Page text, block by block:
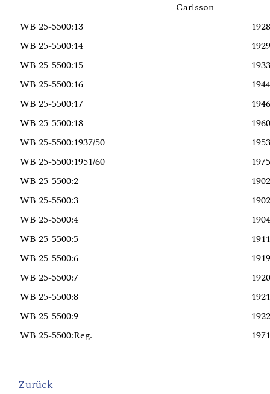
Carlsson
WB 25-5500:13
1928
WB 25-5500:14
1929
WB 25-5500:15
1933
WB 25-5500:16
1944
WB 25-5500:17
1946
WB 25-5500:18
1960
WB 25-5500:1937/50
1953
WB 25-5500:1951/60
1975
WB 25-5500:2
1902
WB 25-5500:3
1902
WB 25-5500:4
1904
WB 25-5500:5
1911
WB 25-5500:6
1919
WB 25-5500:7
1920
WB 25-5500:8
1921
WB 25-5500:9
1922
WB 25-5500:Reg.
1971
Zurück